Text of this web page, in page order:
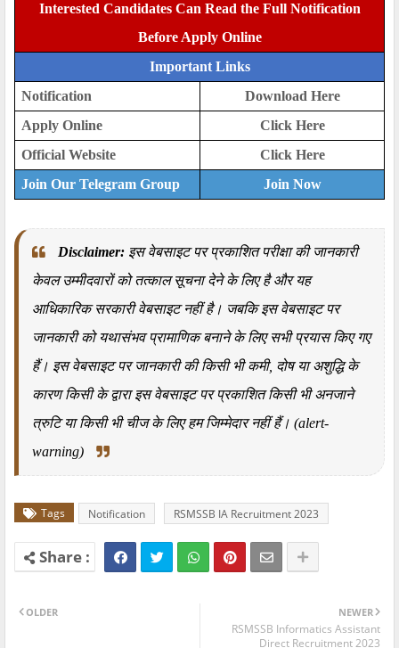
Interested Candidates Can Read the Full Notification
Before Apply Online
Important Links
Notification
Download Here
Apply Online
Click Here
Official Website
Click Here
Join Our Telegram Group
Join Now
Disclaimer: इस वेबसाइट पर प्रकाशित परीक्षा की जानकारी
केवल उम्मीदवारों को तत्काल सूचना देने के लिए है और यह
आधिकारिक सरकारी वेबसाइट नहीं है। जबकि इस वेबसाइट पर
जानकारी को यथासंभव प्रामाणिक बनाने के लिए सभी प्रयास किए गए
हैं। इस वेबसाइट पर जानकारी की किसी भी कमी, दोष या अशुद्धि के
कारण किसी के द्वारा इस वेबसाइट पर प्रकाशित किसी भी अनजाने
त्रुटि या किसी भी चीज के लिए हम जिम्मेदार नहीं हैं। (alert-
warning)
Tags Notification RSMSSB IA Recruitment 2023
NEWER
RSMSSB Informatics Assistant
Direct Recruitment 2023
OLDER